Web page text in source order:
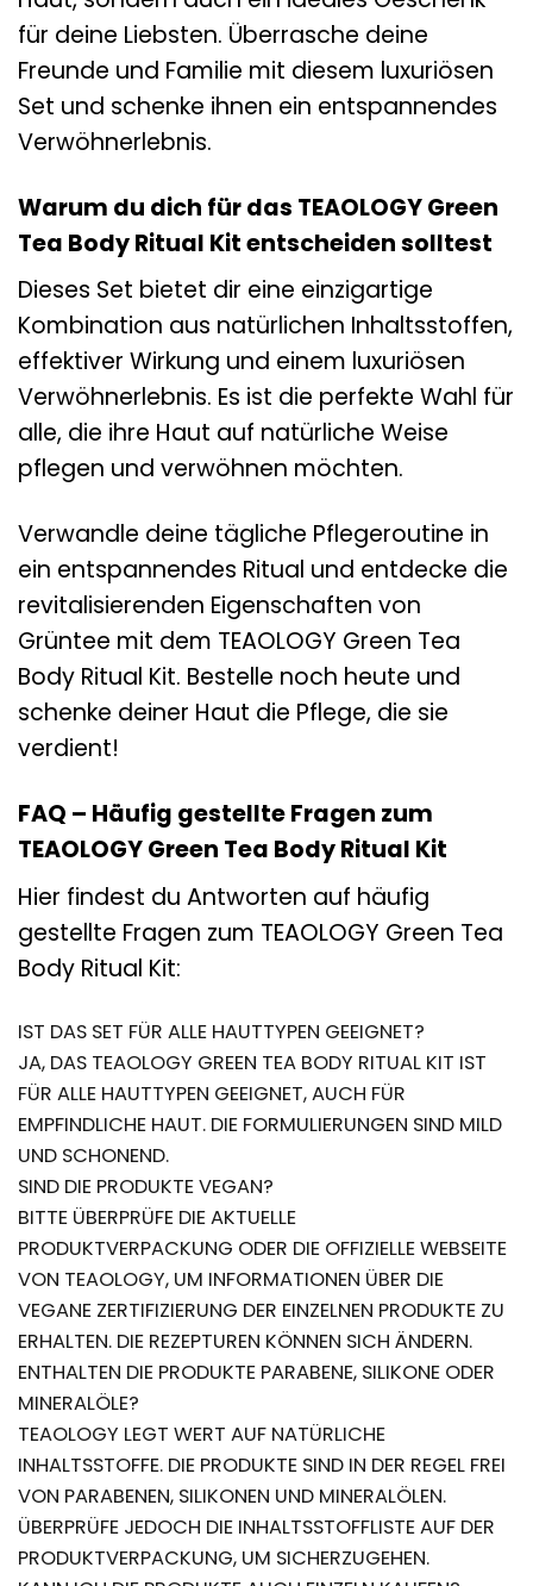
für deine Liebsten. Überrasche deine
Freunde und Familie mit diesem luxuriösen
Set und schenke ihnen ein entspannendes
Verwöhnerlebnis.
Warum du dich für das TEAOLOGY Green
Tea Body Ritual Kit entscheiden solltest
Dieses Set bietet dir eine einzigartige
Kombination aus natürlichen Inhaltsstoffen,
effektiver Wirkung und einem luxuriösen
Verwöhnerlebnis. Es ist die perfekte Wahl für
alle, die ihre Haut auf natürliche Weise
pflegen und verwöhnen möchten.
Verwandle deine tägliche Pflegeroutine in
ein entspannendes Ritual und entdecke die
revitalisierenden Eigenschaften von
Grüntee mit dem TEAOLOGY Green Tea
Body Ritual Kit. Bestelle noch heute und
schenke deiner Haut die Pflege, die sie
verdient!
FAQ – Häufig gestellte Fragen zum
TEAOLOGY Green Tea Body Ritual Kit
Hier findest du Antworten auf häufig
gestellte Fragen zum TEAOLOGY Green Tea
Body Ritual Kit:
IST DAS SET FÜR ALLE HAUTTYPEN GEEIGNET?
JA, DAS TEAOLOGY GREEN TEA BODY RITUAL KIT IST
FÜR ALLE HAUTTYPEN GEEIGNET, AUCH FÜR
EMPFINDLICHE HAUT. DIE FORMULIERUNGEN SIND MILD
UND SCHONEND.
SIND DIE PRODUKTE VEGAN?
BITTE ÜBERPRÜFE DIE AKTUELLE
PRODUKTVERPACKUNG ODER DIE OFFIZIELLE WEBSEITE
VON TEAOLOGY, UM INFORMATIONEN ÜBER DIE
VEGANE ZERTIFIZIERUNG DER EINZELNEN PRODUKTE ZU
ERHALTEN. DIE REZEPTUREN KÖNNEN SICH ÄNDERN.
ENTHALTEN DIE PRODUKTE PARABENE, SILIKONE ODER
MINERALÖLE?
TEAOLOGY LEGT WERT AUF NATÜRLICHE
INHALTSSTOFFE. DIE PRODUKTE SIND IN DER REGEL FREI
VON PARABENEN, SILIKONEN UND MINERALÖLEN.
ÜBERPRÜFE JEDOCH DIE INHALTSSTOFFLISTE AUF DER
PRODUKTVERPACKUNG, UM SICHERZUGEHEN.